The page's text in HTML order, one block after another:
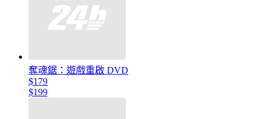
奪魂鋸：遊戲重啟 DVD
$179
$199